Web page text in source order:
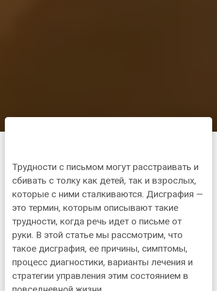
Трудности с письмом могут расстраивать и
сбивать с толку как детей, так и взрослых,
которые с ними сталкиваются. Дисграфия —
это термин, которым описывают такие
трудности, когда речь идет о письме от
руки. В этой статье мы рассмотрим, что
такое дисграфия, ее причины, симптомы,
процесс диагностики, варианты лечения и
стратегии управления этим состоянием в